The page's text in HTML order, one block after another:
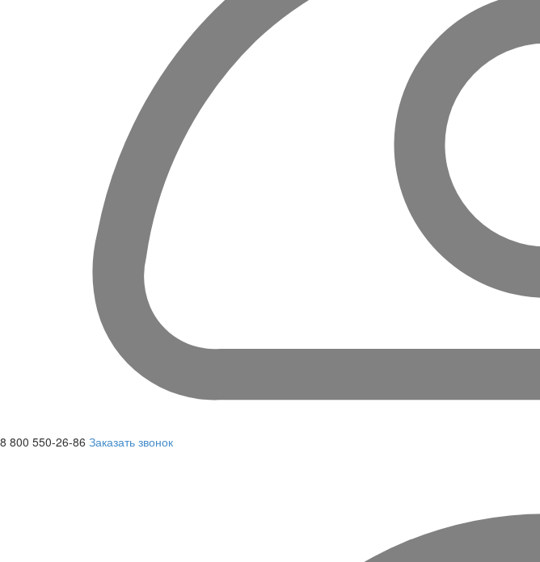
8 800 550-26-86 Заказать звонок